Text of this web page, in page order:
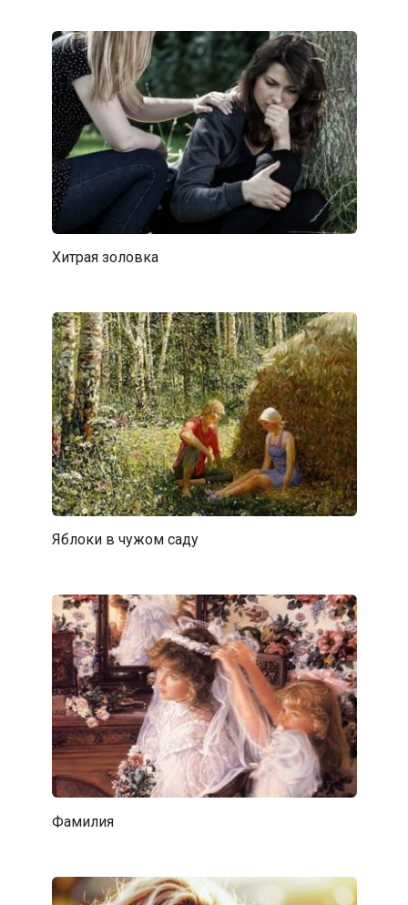
Хитрая золовка
Яблоки в чужом саду
Фамилия